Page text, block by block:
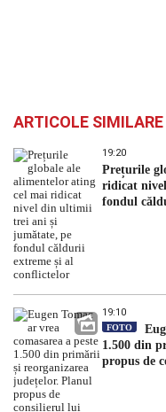
ARTICOLE SIMILARE
19:20
Prețurile
ridicat
fondul
19:10
FOTO
1.500 din
propus de